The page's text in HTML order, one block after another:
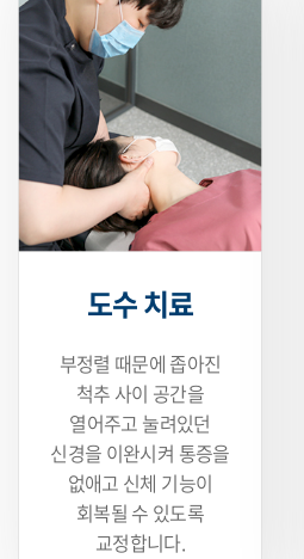
도수 치료
부정렬 때문에 좁아진
척추 사이 공간을
열어주고 눌려있던
신경을 이완시켜 통증을
없애고 신체 기능이
회복될 수 있도록
교정합니다.